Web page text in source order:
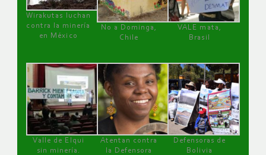
Wirakutas luchan
contra la minería
en México
No a Dominga,
Chile
VALE mata,
Brasil
Valle de Elqui
sin minería.
Atentan contra
la Defensora
Defensoras de
Bolivia